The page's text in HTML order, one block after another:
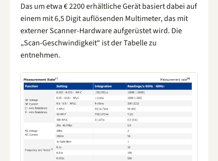
Das um etwa € 2200 erhältliche Gerät basiert dabei auf
einem mit 6,5 Digit auflösenden Multimeter, das mit
externer Scanner-Hardware aufgerüstet wird. Die
„Scan-Geschwindigkeit“ ist der Tabelle zu
entnehmen.